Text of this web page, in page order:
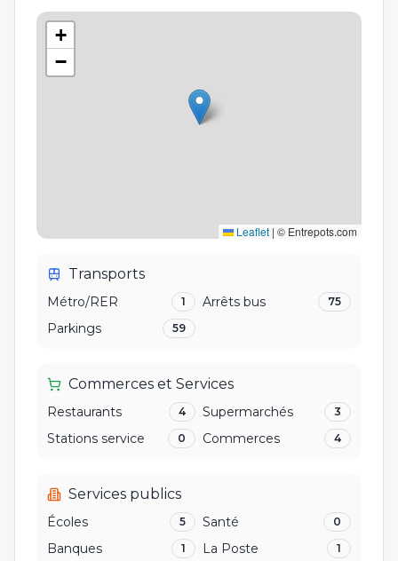
+
−
Leaflet | © Entrepots.com
Transports
Métro/RER 1 Arrêts bus 75
Parkings 59
Commerces et Services
Restaurants 4 Supermarchés 3
Stations service 0 Commerces 4
Services publics
Écoles 5 Santé 0
Banques 1 La Poste 1